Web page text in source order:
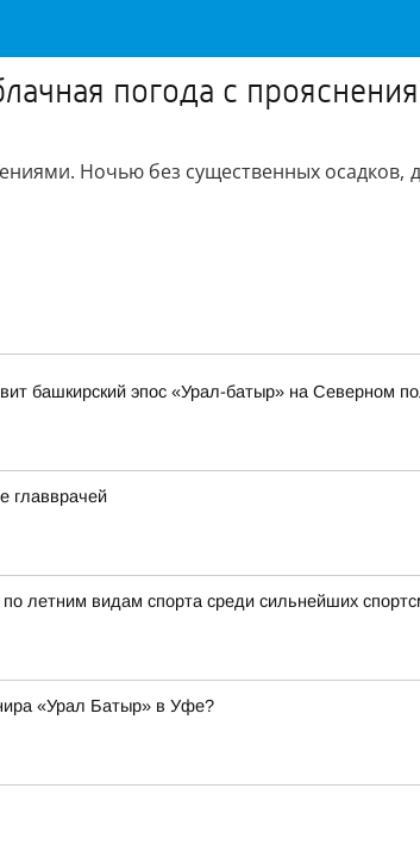
погода с
Ночью без существенных осадков,
башкирский эпос «Урал-батыр» на Северном
главврачей
летним видам спорта среди сильнейших
«Урал Батыр» в Уфе?